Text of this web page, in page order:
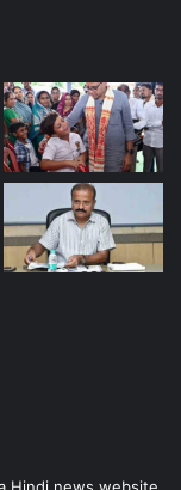
Hindi news website.